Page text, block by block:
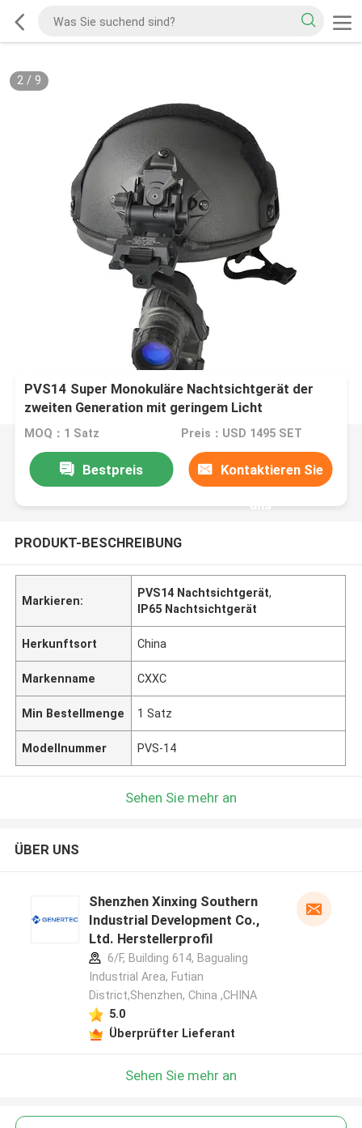
2/ 9
PVS14 Super Monokuläre Nachtsichtgerät der
zweiten Generation mit geringem Licht
MOQ：1 Satz Preis：USD 1495 SET
Bestpreis Kontaktieren Sie
uns
PRODUKT-BESCHREIBUNG
Markieren:
PVS14 Nachtsichtgerät,
IP65 Nachtsichtgerät
Herkunftsort China
Markenname CXXC
Min Bestellmenge 1 Satz
Modellnummer PVS-14
Sehen Sie mehr an
ÜBER UNS
Shenzhen Xinxing Southern
Industrial Development Co.,
Ltd. Herstellerprofil
6/F, Building 614, Bagualing
Industrial Area, Futian
District,Shenzhen, China ,CHINA
5.0
Überprüfter Lieferant
Sehen Sie mehr an